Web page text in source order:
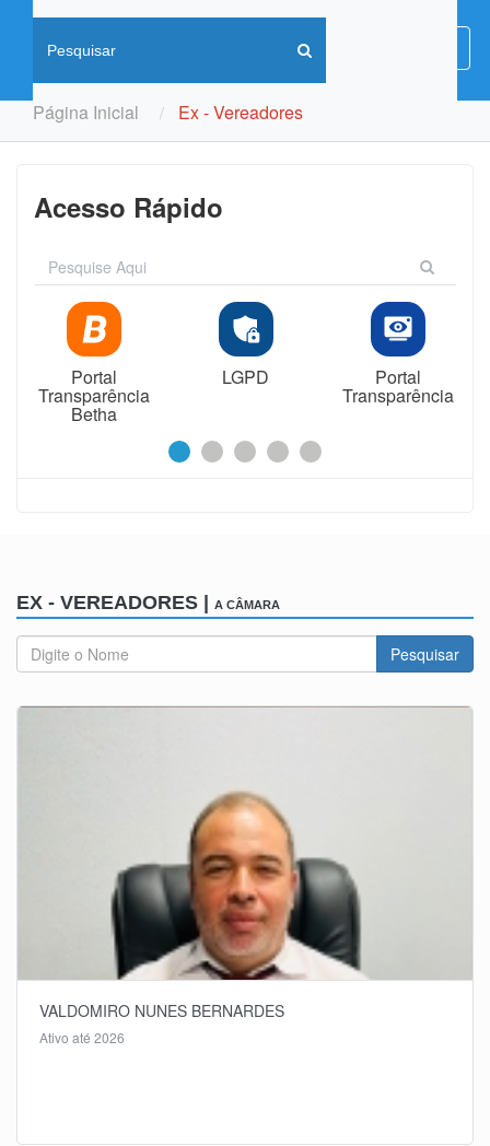
de
Página Inicial Ex - Vereadores
Acesso Rápido
Portal
Transparência
Betha
LGPD Portal
Transparência
EX - VEREADORES | A CÂMARA
Pesquisar
VALDOMIRO NUNES BERNARDES
Ativo até 2026